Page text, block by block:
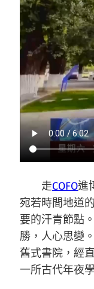
走COFO進
宛若時間地道
要的汗青節點
勝，人心思變
舊式書院，經
一所古代年夜